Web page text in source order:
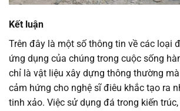
Kết luận
Trên đây là một số thông tin về các loại
ứng dụng của chúng trong cuộc sống
chỉ là vật liệu xây dựng thông thường
cảm hứng cho nghệ sĩ điêu khắc tạo ra
tinh xảo. Việc sử dụng đá trong kiến